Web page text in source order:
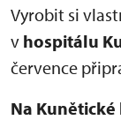
Vyrobit si
v hospitálu
července
Na Kunětické